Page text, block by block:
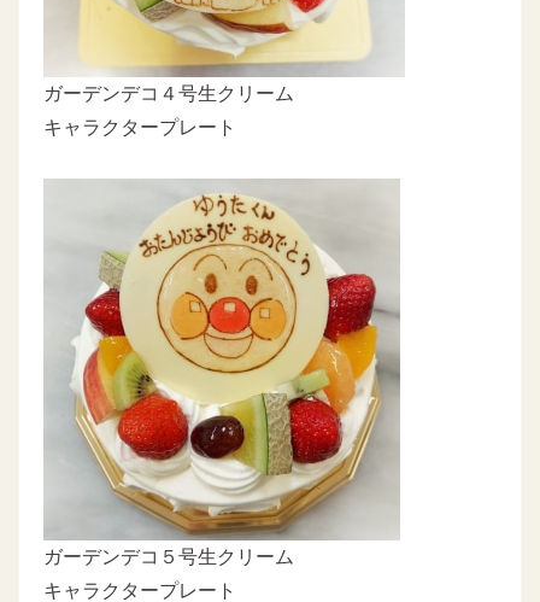
ガーデンデコ４号生クリーム
キャラクタープレート
ガーデンデコ５号生クリーム
キャラクタープレート